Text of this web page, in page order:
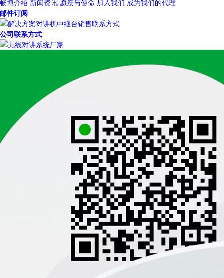
畅博介绍 新闻资讯 愿景与使命 加入我们 成为我们的代理
邮件订阅
公司联系方式